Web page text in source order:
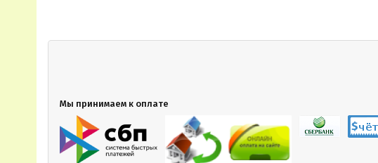
Мы принимаем к оплате